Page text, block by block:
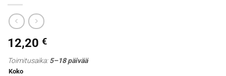
12,20 €
Toimitusaika:5–18 päivää
Koko